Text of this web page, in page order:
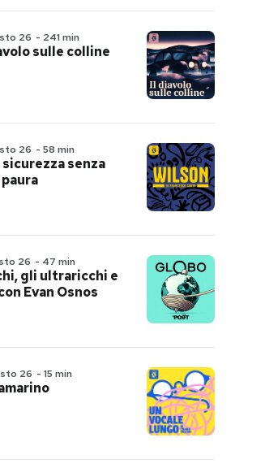
26 - 241 min
sulle colline
26 - 58 min
sicurezza senza
26 - 47 min
gli ultraricchi e
Evan Osnos
26 - 15 min